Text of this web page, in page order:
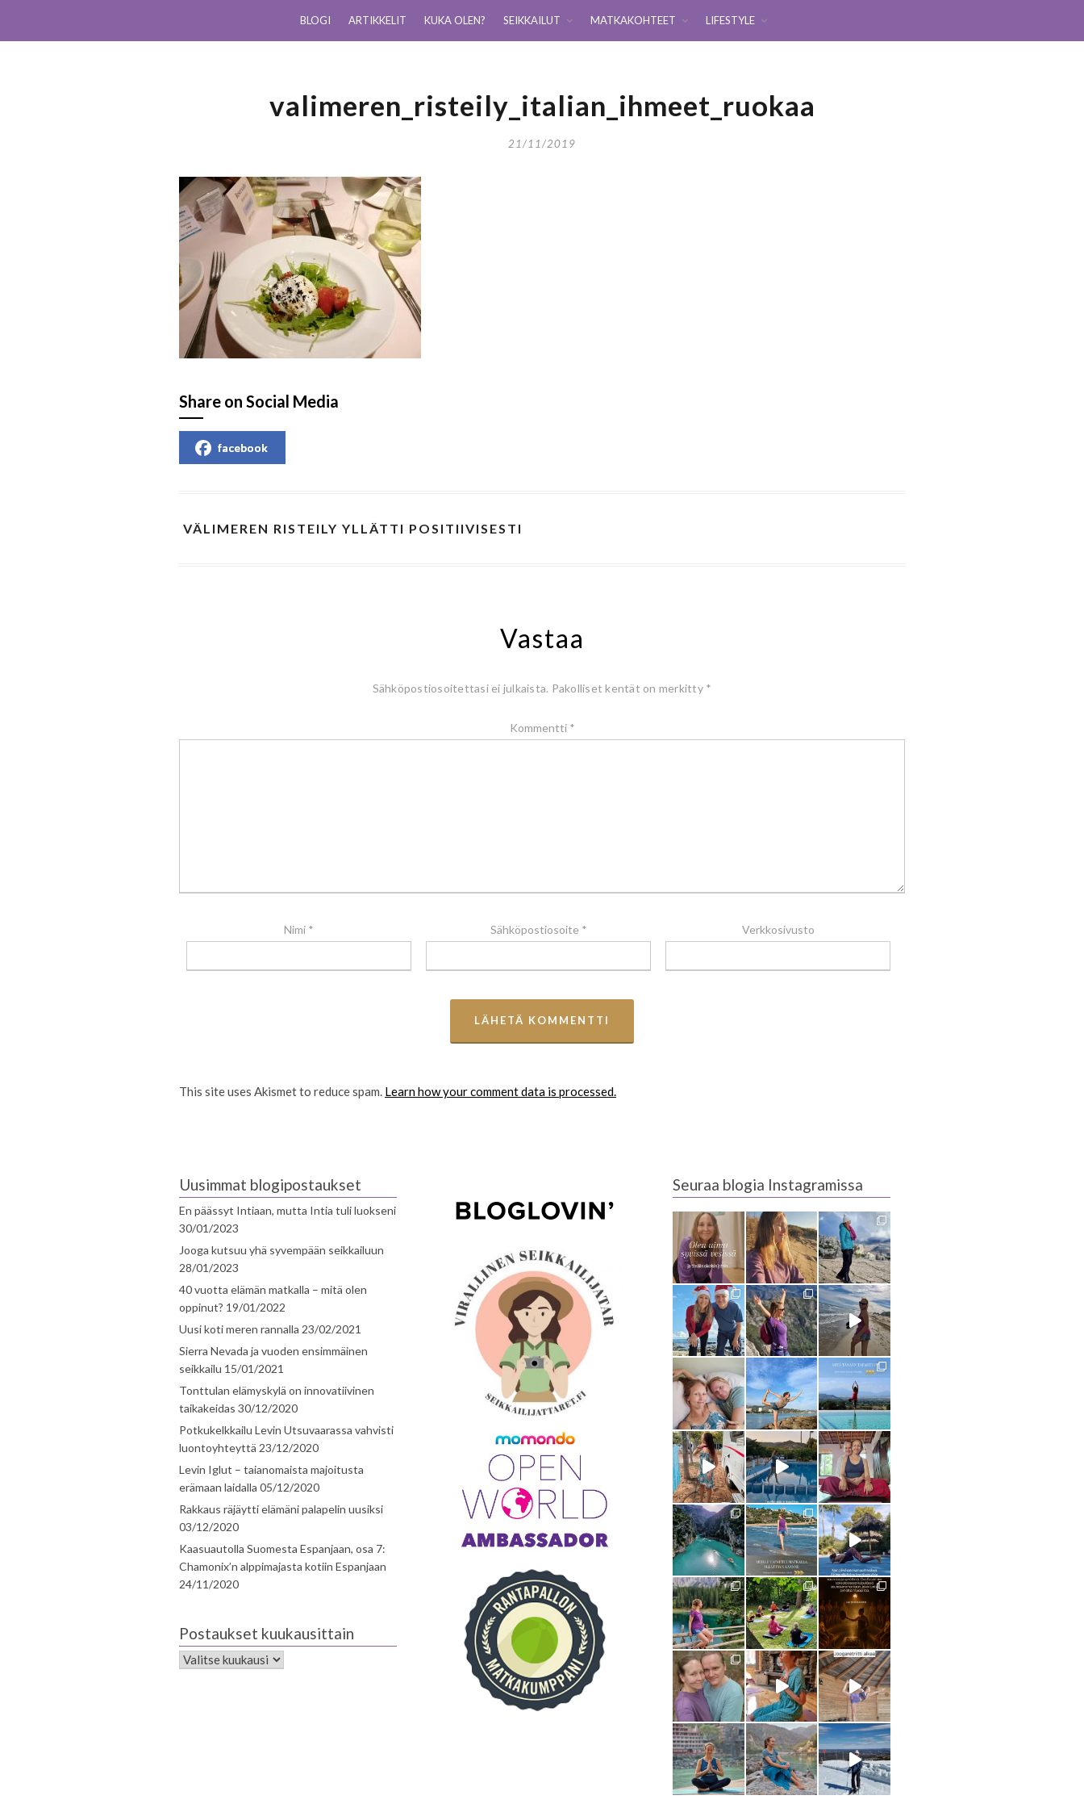
BLOGI ARTIKKELIT KUKA OLEN? SEIKKAILUT MATKAKOHTEET LIFESTYLE
valimeren_risteily_italian_ihmeet_ruokaa
21/11/2019
Share on Social Media
facebook
VÄLIMEREN RISTEILY YLLÄTTI POSITIIVISESTI
Vastaa
Sähköpostiosoitettasi ei julkaista. Pakolliset kentät on merkitty *
Kommentti *
Nimi * Sähköpostiosoite * Verkkosivusto
This site uses Akismet to reduce spam. Learn how your comment data is processed.
Uusimmat blogipostaukset
En päässyt Intiaan, mutta Intia tuli luokseni
30/01/2023
Jooga kutsuu yhä syvempään seikkailuun
28/01/2023
40 vuotta elämän matkalla – mitä olen
oppinut? 19/01/2022
Uusi koti meren rannalla 23/02/2021
Sierra Nevada ja vuoden ensimmäinen
seikkailu 15/01/2021
Tonttulan elämyskylä on innovatiivinen
taikakeidas 30/12/2020
Potkukelkkailu Levin Utsuvaarassa vahvisti
luontoyhteyttä 23/12/2020
Levin Iglut – taianomaista majoitusta
erämaan laidalla 05/12/2020
Rakkaus räjäytti elämäni palapelin uusiksi
03/12/2020
Kaasuautolla Suomesta Espanjaan, osa 7:
Chamonix’n alppimajasta kotiin Espanjaan
24/11/2020
Postaukset kuukausittain
Seuraa blogia Instagramissa